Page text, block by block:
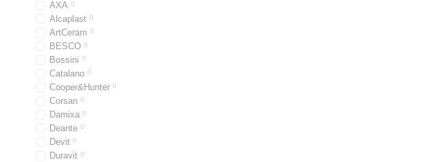
AXA 0
Alcaplast 0
ArtCeram 0
BESCO 0
Bossini 0
Catalano 0
Cooper&Hunter 0
Corsan 0
Damixa 0
Deante 0
Devit 0
Duravit 0